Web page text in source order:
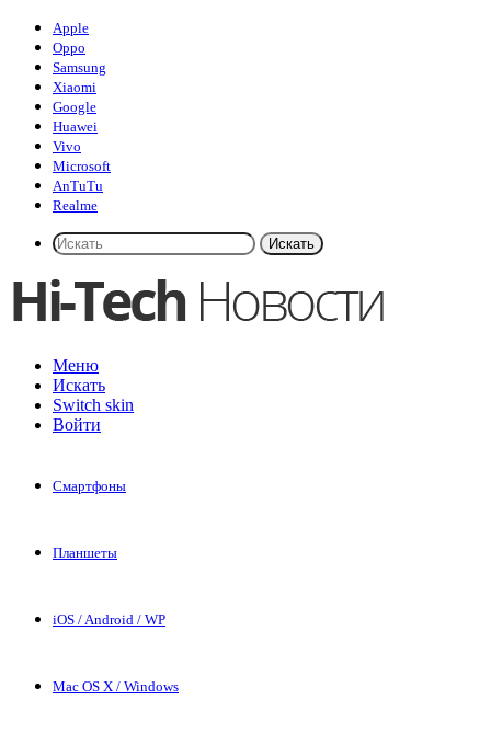
Apple
Oppo
Samsung
Xiaomi
Google
Huawei
Vivo
Microsoft
AnTuTu
Realme
Искать
Меню
Искать
Switch skin
Войти
Смартфоны
Планшеты
iOS / Android / WP
Mac OS X / Windows